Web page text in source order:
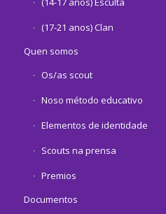
(17-21 anos) Clan
Quen somos
Os/as scout
Noso método educativo
Elementos de identidade
Scouts na prensa
Premios
Documentos